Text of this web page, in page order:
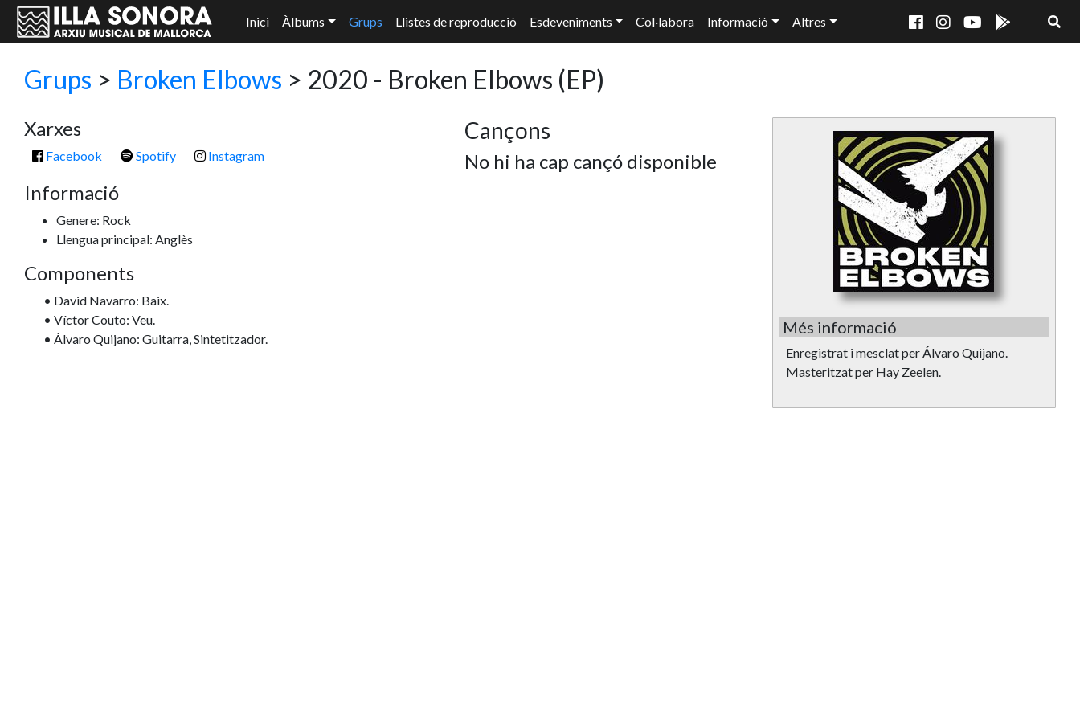
Inici Àlbums Grups Llistes de reproducció Esdeveniments Col·labora Informació Altres
Grups > Broken Elbows > 2020 - Broken Elbows (EP)
Xarxes
Facebook Spotify Instagram
Informació
Genere: Rock
Llengua principal: Anglès
Components
• David Navarro: Baix.
• Víctor Couto: Veu.
• Álvaro Quijano: Guitarra, Sintetitzador.
Cançons
No hi ha cap cançó disponible
Més informació
Enregistrat i mesclat per Álvaro Quijano.
Masteritzat per Hay Zeelen.